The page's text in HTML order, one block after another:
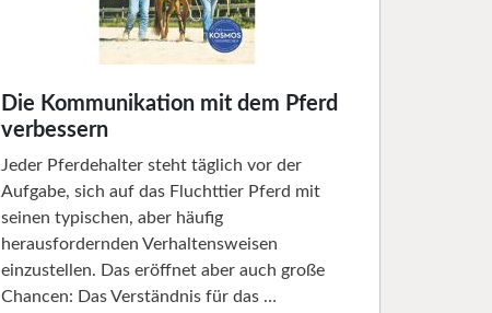
Die Kommunikation mit dem Pferd
verbessern
Jeder Pferdehalter steht täglich vor der
Aufgabe, sich auf das Fluchttier Pferd mit
seinen typischen, aber häufig
herausfordernden Verhaltensweisen
einzustellen. Das eröffnet aber auch große
Chancen: Das Verständnis für das …